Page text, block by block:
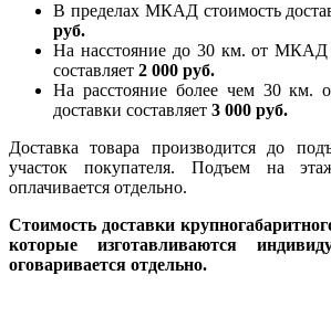
В пределах МКАД стоимость
руб.
На насcтояние до 30 км. от МКАД
составляет 2 000 руб.
На расстояние более чем 30 км.
доставки составляет 3 000 руб.
Доставка товара производится до
участок покупателя. Подъем на
оплачивается отдельно.
Стоимость доставки
которые изготавливаются
оговаривается отдельно.